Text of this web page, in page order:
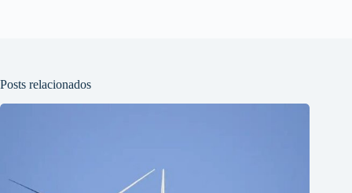
Posts relacionados